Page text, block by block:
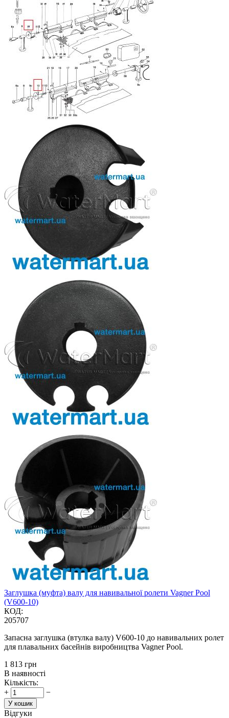
Заглушка (муфта) валу для навивальної ролети Vagner Pool
(V600-10)
КОД:
205707
Запасна заглушка (втулка валу) V600-10 до навивальних ролет
для плавальних басейнів виробництва Vagner Pool.
‍1 813‍ грн
В наявності
Кількість:
+
−
У кошик
Відгуки